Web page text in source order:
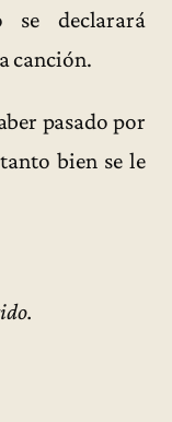
se declarará
canción.
pasado por
bien se le